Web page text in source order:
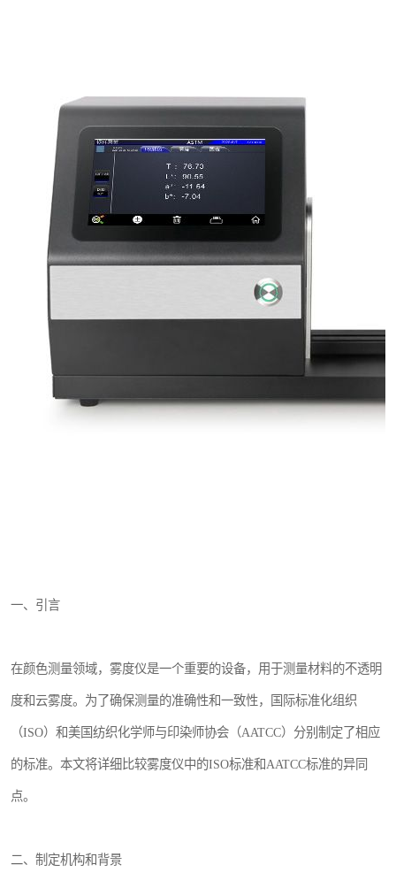
一、引言
在颜色测量领域，雾度仪是一个重要的设备，用于测量材料的不透明
度和云雾度。为了确保测量的准确性和一致性，国际标准化组织
（ISO）和美国纺织化学师与印染师协会（AATCC）分别制定了相应
的标准。本文将详细比较雾度仪中的ISO标准和AATCC标准的异同
点。
二、制定机构和背景
条码扫描仪维修